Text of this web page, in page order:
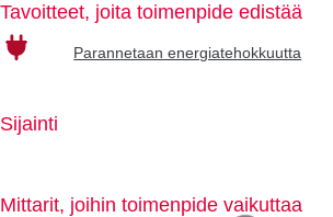
Tavoitteet, joita toimenpide edistää
Parannetaan energiatehokkuutta
Sijainti
Mittarit, joihin toimenpide vaikuttaa